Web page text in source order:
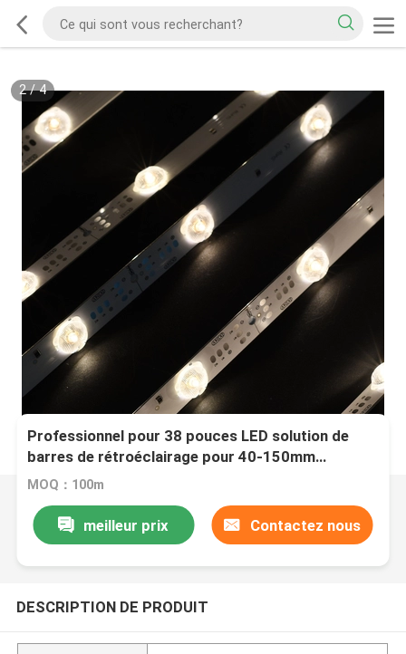
2/4
Professionnel pour 38 pouces LED solution de
barres de rétroéclairage pour 40-150mm
profondeur étirer plafond lightbox
MOQ：100m
meilleur prix Contactez nous
DESCRIPTION DE PRODUIT